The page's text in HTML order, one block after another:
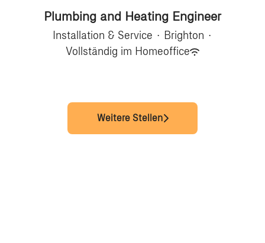
Plumbing and Heating Engineer
Installation & Service · Brighton ·
Vollständig im Homeoffice
Weitere Stellen